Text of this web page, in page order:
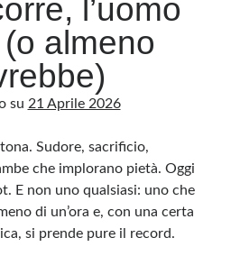
l’uomo
almeno
su 21 Aprile 2026
Sudore, sacrificio,
che implorano pietà. Oggi
E non uno qualsiasi: uno che
di un’ora e, con una certa
si prende pure il record.